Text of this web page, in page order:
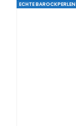
ECHTE BAROCKPERLEN